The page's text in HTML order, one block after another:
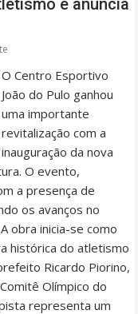
e anuncia
O Centro Esportivo
João do Pulo ganhou
uma importante
revitalização com a
inauguração da nova
O evento,
a presença de
os avanços no
obra inicia-se como
histórica do atletismo
Ricardo Piorino,
Olímpico do
representa um